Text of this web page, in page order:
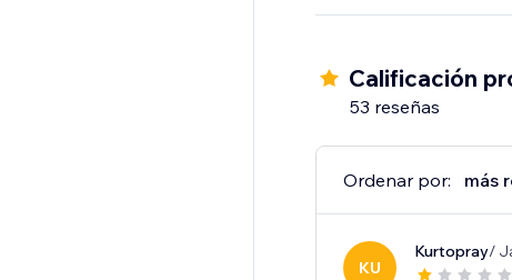
Calificación
53 reseñas
Ordenar por: más
KU
Kurtopray/